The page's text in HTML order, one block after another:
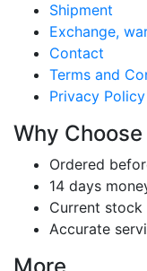
Shipment
Exchange,
Contact
Terms and
Privacy Policy
Why
Ordered
14 days
Current stock
Accurate